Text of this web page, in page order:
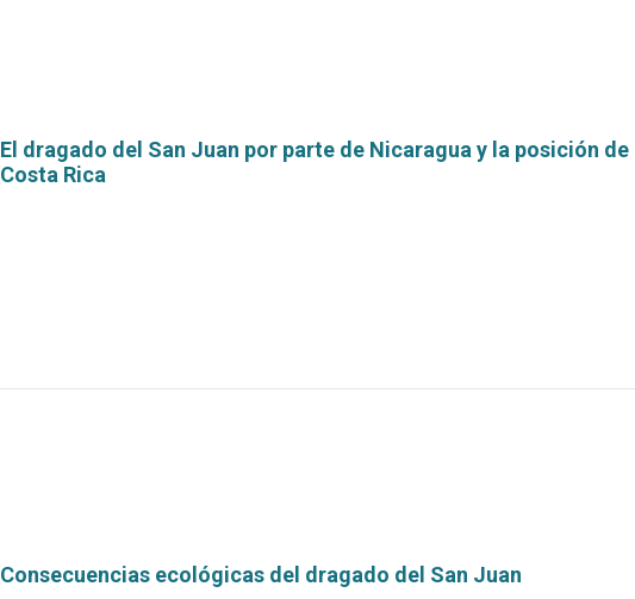
El dragado del San Juan por parte de Nicaragua y la posición de
Costa Rica
Consecuencias ecológicas del dragado del San Juan